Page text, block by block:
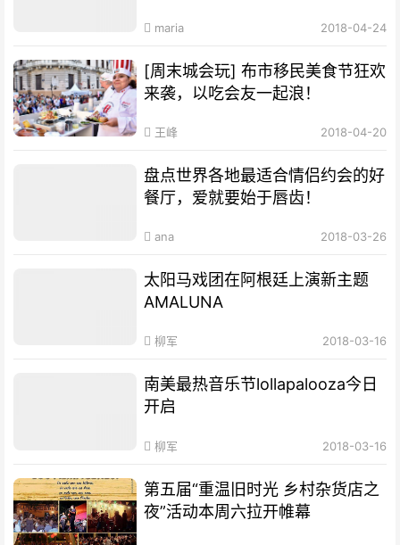
maria 2018-04-24
[周末城会玩] 布市移民美食节狂欢
来袭，以吃会友一起浪！
王峰 2018-04-20
盘点世界各地最适合情侣约会的好
餐厅，爱就要始于唇齿！
ana 2018-03-26
太阳马戏团在阿根廷上演新主题
AMALUNA
柳军 2018-03-16
南美最热音乐节lollapalooza今日
开启
柳军 2018-03-16
第五届“重温旧时光 乡村杂货店之
夜”活动本周六拉开帷幕